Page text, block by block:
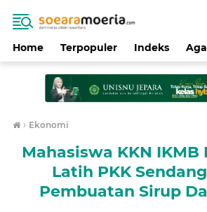
Home Terpopuler Indeks
› Ekonomi
Mahasiswa KKN IKMB
Latih PKK
Pembuatan Sirup